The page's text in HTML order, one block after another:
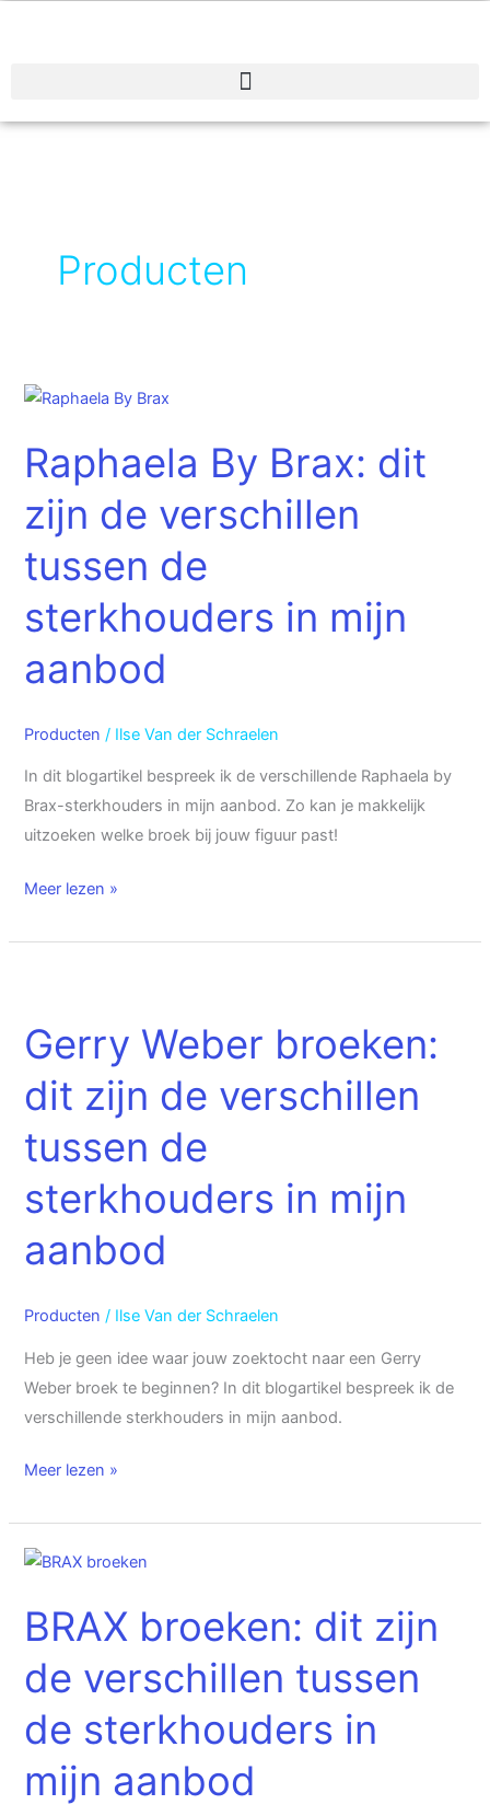
Producten
Raphaela By Brax: dit
zijn de verschillen
tussen de
sterkhouders in mijn
aanbod
Producten / Ilse Van der Schraelen
In dit blogartikel bespreek ik de verschillende Raphaela by
Brax-sterkhouders in mijn aanbod. Zo kan je makkelijk
uitzoeken welke broek bij jouw figuur past!
Raphaela
Brax:
zijn
verschillen
tussen
de
sterkhouders
Meer lezen »
Gerry Weber broeken:
dit zijn de verschillen
tussen de
sterkhouders in mijn
aanbod
Producten / Ilse Van der Schraelen
Heb je geen idee waar jouw zoektocht naar een Gerry
Weber broek te beginnen? In dit blogartikel bespreek ik de
verschillende sterkhouders in mijn aanbod.
broeken:
zijn
verschillen
tussen
de
sterkhouders
Meer lezen »
BRAX broeken: dit zijn
de verschillen tussen
de sterkhouders in
mijn aanbod
BRAX
dit
de
tussen
sterkhouders